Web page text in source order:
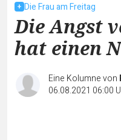
Die Frau am Freitag
Die Angst
hat einen
Eine Kolumne von
06.08.2021 06:00